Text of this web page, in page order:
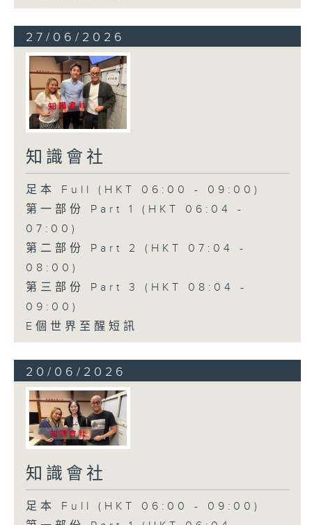
27/06/2026
知識會社
足本 Full (HKT 06:00 - 09:00)
第一部份 Part 1 (HKT 06:04 -
07:00)
第二部份 Part 2 (HKT 07:04 -
08:00)
第三部份 Part 3 (HKT 08:04 -
09:00)
E個世界至醒短訊
20/06/2026
知識會社
足本 Full (HKT 06:00 - 09:00)